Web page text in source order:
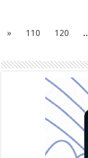
»
110 120